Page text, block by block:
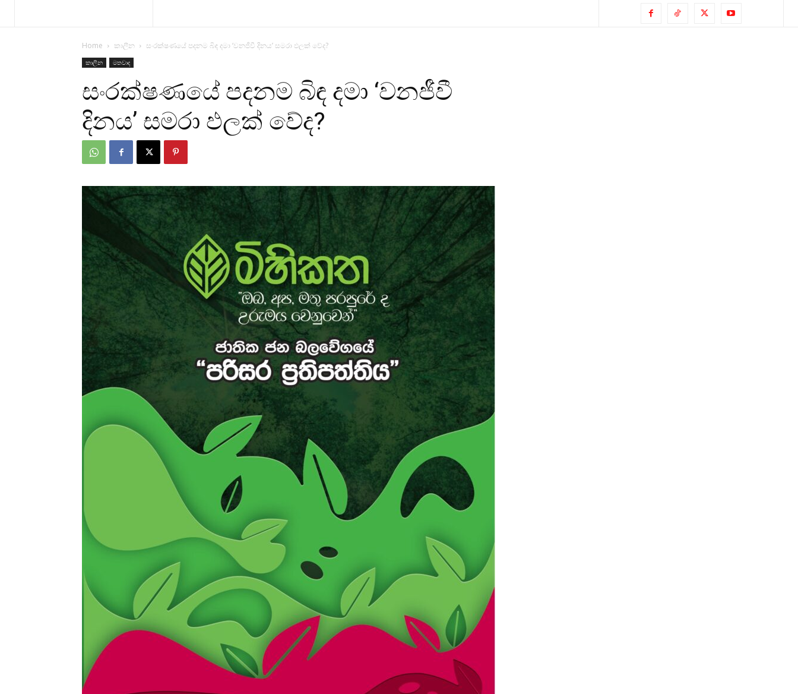
Home කාලීන සංරක්ෂණයේ පදනම බිඳ දමා ‘වනජීවී දිනය’ සමරා ඵලක් වේද?
කාලීන මතවාද
සංරක්ෂණයේ පදනම බිඳ දමා ‘වනජීවී
දිනය’ සමරා ඵලක් වේද?